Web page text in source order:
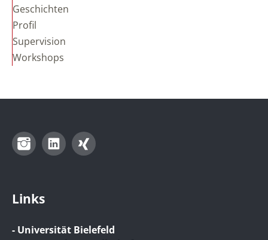
Geschichten
Profil
Supervision
Workshops
InstagramLinkedIn
Links
- Universität Bielefeld